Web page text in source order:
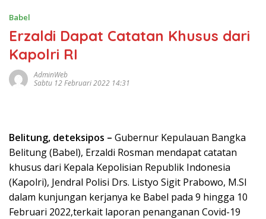
Babel
Erzaldi Dapat Catatan Khusus dari
Kapolri RI
AdminWeb
Sabtu 12 Februari 2022 14:31
Belitung, deteksipos – Gubernur Kepulauan Bangka
Belitung (Babel), Erzaldi Rosman mendapat catatan
khusus dari Kepala Kepolisian Republik Indonesia
(Kapolri), Jendral Polisi Drs. Listyo Sigit Prabowo, M.SI
dalam kunjungan kerjanya ke Babel pada 9 hingga 10
Februari 2022,terkait laporan penanganan Covid-19